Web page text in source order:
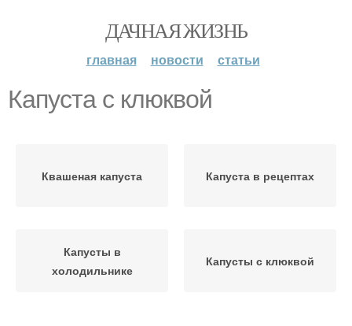
ДАЧНАЯ ЖИЗНЬ
главная новости статьи
Капуста с клюквой
Квашеная капуста Капуста в рецептах
Капусты в
холодильнике
Капусты с клюквой